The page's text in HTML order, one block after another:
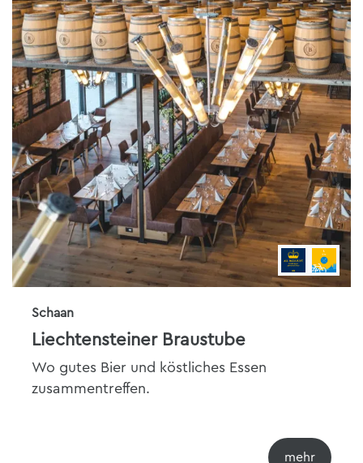
Schaan
Liechtensteiner Braustube
Wo gutes Bier und köstliches Essen
zusammentreffen.